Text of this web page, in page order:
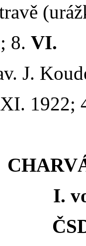
8. VI.
J.
1922;
I.